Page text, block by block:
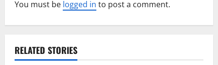
i
g
a
You must be logged in to post a comment.
RELATED STORIES